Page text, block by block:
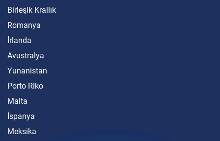
Birleşik Krallık
Romanya
İrlanda
Avustralya
Yunanistan
Porto Riko
Malta
İspanya
Meksika